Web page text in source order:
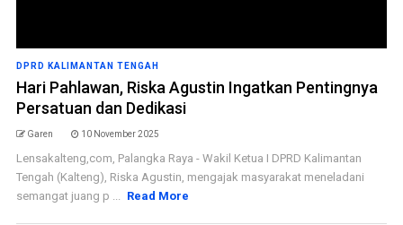
DPRD KALIMANTAN TENGAH
Hari Pahlawan, Riska Agustin Ingatkan Pentingnya
Persatuan dan Dedikasi
Garen 10 November 2025
Lensakalteng,com, Palangka Raya - Wakil Ketua I DPRD Kalimantan
Tengah (Kalteng), Riska Agustin, mengajak masyarakat meneladani
semangat juang p ... Read More